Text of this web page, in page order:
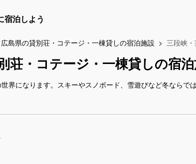
宿泊しよう
広島県の貸別荘・コテージ・一棟貸しの宿泊施設 三段峡
荘・コテージ・一棟貸しの宿
界になります。スキーやスノボード、雪遊びなど冬ならで